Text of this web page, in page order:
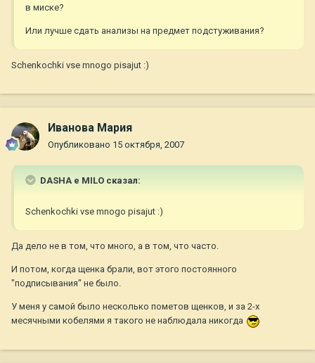
в миске?
Или лучше сдать анализы на предмет подстуживания?
Schenkochki vse mnogo pisajut :)
Иванова Мария
Опубликовано 15 октября, 2007
DASHA e MILO сказал:
Schenkochki vse mnogo pisajut :)
Да дело не в том, что много, а в том, что часто.
И потом, когда щенка брали, вот этого постоянного
"подписывания" не было.
У меня у самой было несколько пометов щенков, и за 2-х
месячными кобелями я такого не наблюдала никогда